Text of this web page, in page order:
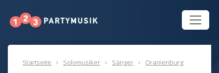
Startseite Solomusiker Sänger Oranienburg